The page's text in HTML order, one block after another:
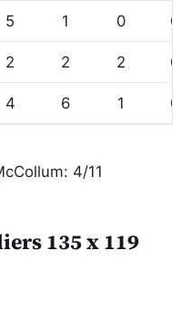
5 1 0 0
2 2 2 0
4 6 1 0
4/11
135 x 119